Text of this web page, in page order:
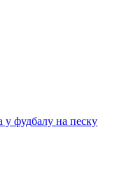
у фудбалу на песку